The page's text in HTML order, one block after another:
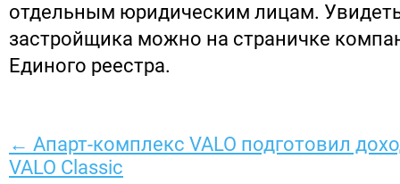
отдельным юридическим лицам.
застройщика можно на страничке
Единого реестра.
← Апарт-комплекс VALO подготовил
VALO Classic